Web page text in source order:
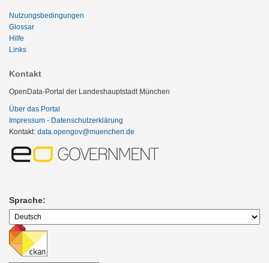
Nutzungsbedingungen
Glossar
Hilfe
Links
Kontakt
OpenData-Portal der Landeshauptstadt München
Über das Portal
Impressum - Datenschutzerklärung
Kontakt: data.opengov@muenchen.de
Sprache